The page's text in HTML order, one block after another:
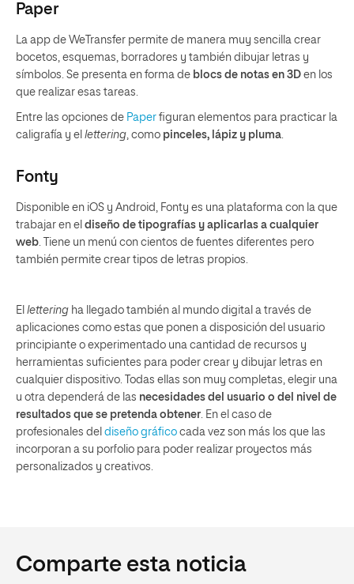
Paper
La app de WeTransfer permite de manera muy sencilla crear
bocetos, esquemas, borradores y también dibujar letras y
símbolos. Se presenta en forma de blocs de notas en 3D en los
que realizar esas tareas.
Entre las opciones de Paper figuran elementos para practicar la
caligrafía y el lettering , como pinceles, lápiz y pluma
Fonty
Disponible en iOS y Android, Fonty es una plataforma con la que
trabajar en el diseño de tipografías y aplicarlas a cualquier
web . Tiene un menú con cientos de fuentes diferentes pero
también permite crear tipos de letras propios.
El lettering ha llegado también al mundo digital a través de
aplicaciones como estas que ponen a disposición del usuario
principiante o experimentado una cantidad de recursos y
herramientas suficientes para poder crear y dibujar letras en
cualquier dispositivo. Todas ellas son muy completas, elegir una
u otra dependerá de las necesidades del usuario o del nivel de
resultados que se pretenda obtener . En el caso de
profesionales del diseño gráfico cada vez son más los que las
incorporan a su porfolio para poder realizar proyectos más
personalizados y creativos.
Comparte esta noticia